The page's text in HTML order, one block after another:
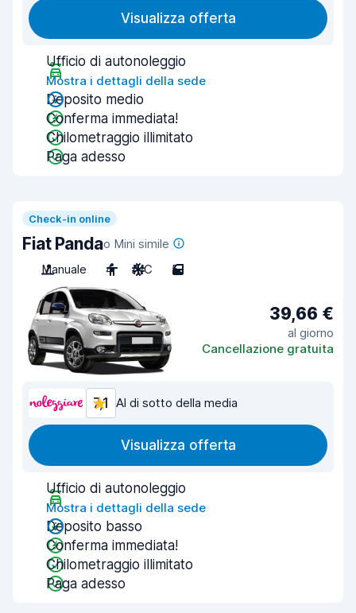
Visualizza offerta
Ufficio di autonoleggio
Mostra i dettagli della sede
Deposito medio
Conferma immediata!
Chilometraggio illimitato
Paga adesso
Check-in online
Fiat Pandao Mini simile
Manuale
4 A/C 5
39,66 €
al giorno
Cancellazione gratuita
7,1 Al di sotto della media
Visualizza offerta
Ufficio di autonoleggio
Mostra i dettagli della sede
Deposito basso
Conferma immediata!
Chilometraggio illimitato
Paga adesso